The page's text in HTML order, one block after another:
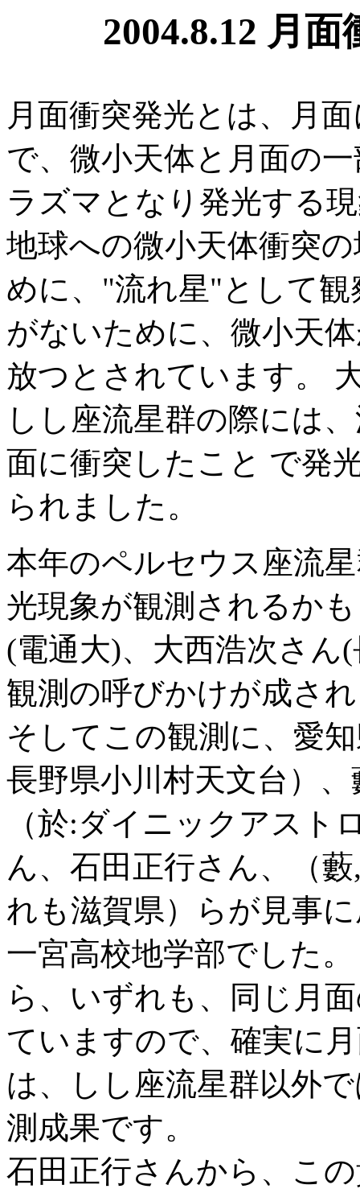
2004.8.12 月
月面衝突発光とは、月
で、微小天体と月面の
ラズマとなり発光する
地球への微小天体衝突
めに、"流れ星"として
がないために、微小天
放つとされています。
しし座流星群の際には
面に衝突したこと で発
られました。
本年のペルセウス座流
光現象が観測されるか
(電通大)、大西浩次さん
観測の呼びかけが成さ
そしてこの観測に、愛
長野県小川村天文台）
（於:ダイニックアスト
ん、石田正行さん、（
れも滋賀県）らが見事
一宮高校地学部でした
ら、いずれも、同じ月
ていますので、確実に
は、しし座流星群以外
測成果です。
石田正行さんから、こ